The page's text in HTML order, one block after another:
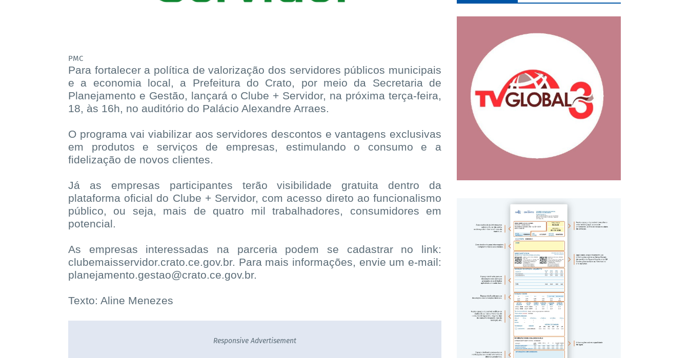
PMC
Para fortalecer a política de valorização dos servidores públicos municipais
e a economia local, a Prefeitura do Crato, por meio da Secretaria de
Planejamento e Gestão, lançará o Clube + Servidor, na próxima terça-feira,
18, às 16h, no auditório do Palácio Alexandre Arraes.
O programa vai viabilizar aos servidores descontos e vantagens exclusivas
em produtos e serviços de empresas, estimulando o consumo e a
fidelização de novos clientes.
Já as empresas participantes terão visibilidade gratuita dentro da
plataforma oficial do Clube + Servidor, com acesso direto ao funcionalismo
público, ou seja, mais de quatro mil trabalhadores, consumidores em
potencial.
As empresas interessadas na parceria podem se cadastrar no link:
clubemaisservidor.crato.ce.gov.br. Para mais informações, envie um e-mail:
planejamento.gestao@crato.ce.gov.br.
Texto: Aline Menezes
Responsive Advertisement